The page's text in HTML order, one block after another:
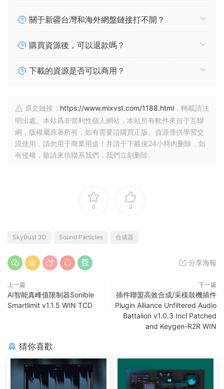
關于新疆台灣和海外網盤鏈接打不開？
購買資源後，可以退款嗎？
下載的資源是否可以商用？
原文鏈接： https://www.mixvst.com/1188.html ，轉載請注
明出處。本站爲非營利性個人網站，本站所有軟件來自于互聯
網，版權屬原著所有，如有需要請購買正版。資源僅供學習交
流使用，請勿用于商業用途！并請于下載後24小時内删除，如
有侵權，敬請來信聯系我們，我們立刻删除。
0 0
SkyDust 3D Sound Particles 合成器
分享海報
上一篇
AI智能真峰值限制器Sonible
Smartlimit v1.1.5 WIN TCD
下一篇
插件聯盟高效合成/采樣鼓機插件
Plugin Alliance Unfiltered Audio
Battalion v1.0.3 Incl Patched
and Keygen-R2R WIN
猜你喜歡